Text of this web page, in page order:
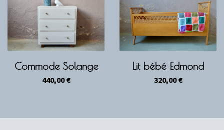
Commode Solange
440,00€
Lit bébé Edmond
320,00€